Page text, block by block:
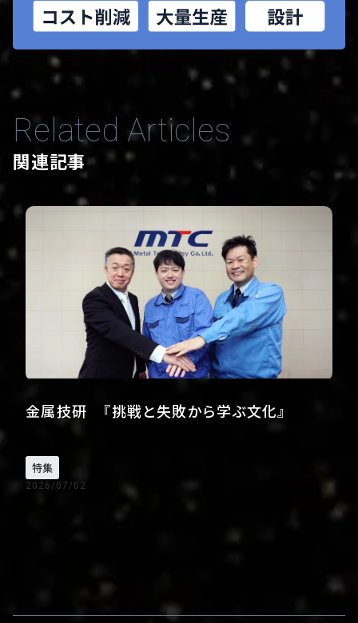
Related Articles
関連記事
金属技研 『挑戦と失敗から学ぶ文化』
特集
2026/07/02